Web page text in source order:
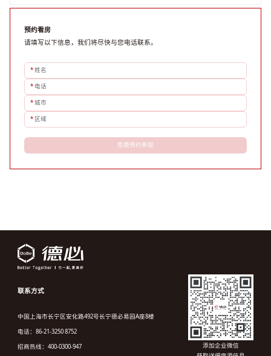
款。选址是综合性战略决策，旨在让办公
预约看房
请填写以下信息，我们将尽快与您电话联系。
*姓名
* 电话
*城市
* 区域
免费预约参观
联系方式
中国上海市长宁区安化路492号长宁德必易园A座8楼
电话：86-21-3250 8752
招商热线：400-0300-947
添加企业微信